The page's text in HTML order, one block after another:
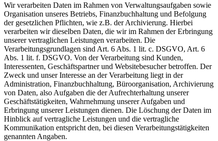
Wir verarbeiten Daten im Rahmen von Verwaltungsaufgaben sowie
Organisation unseres Betriebs, Finanzbuchhaltung und Befolgung
der gesetzlichen Pflichten, wie z.B. der Archivierung. Hierbei
verarbeiten wir dieselben Daten, die wir im Rahmen der Erbringung
unserer vertraglichen Leistungen verarbeiten. Die
Verarbeitungsgrundlagen sind Art. 6 Abs. 1 lit. c. DSGVO, Art. 6
Abs. 1 lit. f. DSGVO. Von der Verarbeitung sind Kunden,
Interessenten, Geschäftspartner und Websitebesucher betroffen. Der
Zweck und unser Interesse an der Verarbeitung liegt in der
Administration, Finanzbuchhaltung, Büroorganisation, Archivierung
von Daten, also Aufgaben die der Aufrechterhaltung unserer
Geschäftstätigkeiten, Wahrnehmung unserer Aufgaben und
Erbringung unserer Leistungen dienen. Die Löschung der Daten im
Hinblick auf vertragliche Leistungen und die vertragliche
Kommunikation entspricht den, bei diesen Verarbeitungstätigkeiten
genannten Angaben.